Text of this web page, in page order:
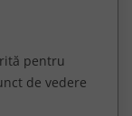
pentru
de vedere